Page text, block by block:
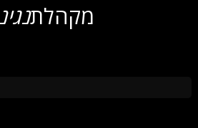
מקהלת